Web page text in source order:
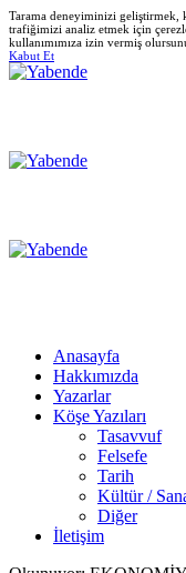
Tarama deneyiminizi geliştirmek,
trafiğimizi analiz etmek için
kullanımımıza izin vermiş
Kabut Et
Anasayfa
Hakkımızda
Yazarlar
Köşe Yazıları
Tasavvuf
Felsefe
Tarih
Kültür /
Diğer
İletişim